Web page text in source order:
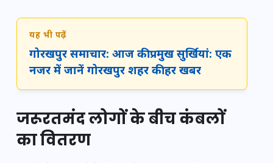
यह भी पढ़ें
गोरखपुर समाचार: आज की प्रमुख सुर्खियां: एक
नजर में जानें गोरखपुर शहर की हर खबर
जरूरतमंद लोगों के बीच कंबलों
का वितरण